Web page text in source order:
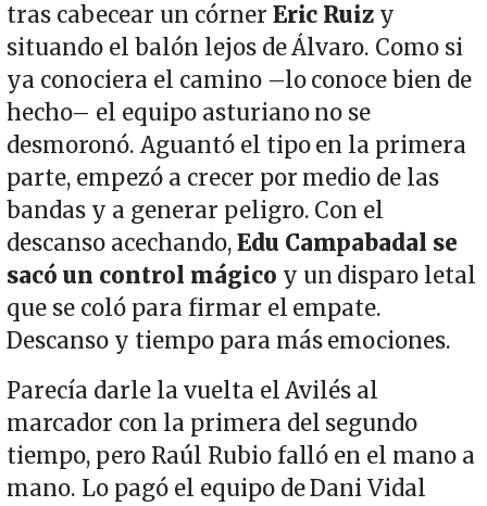
tras cabecear un córner Eric Ruiz y
situando el balón lejos de Álvaro. Como si
ya conociera el camino –lo conoce bien de
hecho– el equipo asturiano no se
desmoronó. Aguantó el tipo en la primera
parte, empezó a crecer por medio de las
bandas y a generar peligro. Con el
descanso acechando,Edu Campabadal se
sacó un control mágico y un disparo letal
que se coló para firmar el empate.
Descanso y tiempo para más emociones.
Parecía darle la vuelta el Avilés al
marcador con la primera del segundo
tiempo, pero Raúl Rubio falló en el mano a
mano. Lo pagó el equipo de Dani Vidal